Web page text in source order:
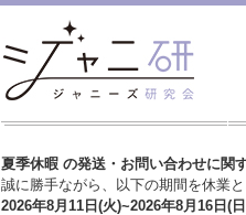
夏季休暇 の発送・お問い合わせに関
誠に勝手ながら、以下の期間を休業と
2026年8月11日(火)~2026年8月16日(